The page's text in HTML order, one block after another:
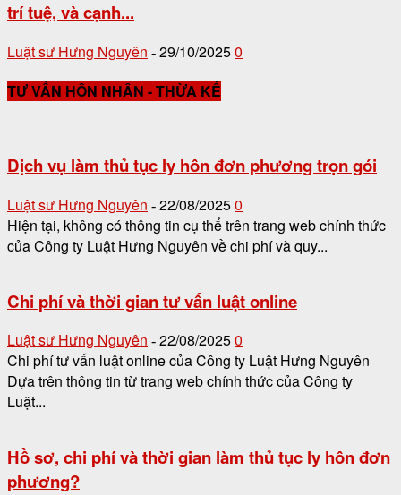
trí tuệ, và cạnh...
Luật sư Hưng Nguyên - 29/10/20250
TƯ VẤN HÔN NHÂN - THỪA KẾ
Dịch vụ làm thủ tục ly hôn đơn phương trọn gói
Luật sư Hưng Nguyên - 22/08/20250
Hiện tại, không có thông tin cụ thể trên trang web chính thức
của Công ty Luật Hưng Nguyên về chi phí và quy...
Chi phí và thời gian tư vấn luật online
Luật sư Hưng Nguyên - 22/08/20250
Chi phí tư vấn luật online của Công ty Luật Hưng Nguyên
Dựa trên thông tin từ trang web chính thức của Công ty
Luật...
Hồ sơ, chi phí và thời gian làm thủ tục ly hôn đơn
phương?